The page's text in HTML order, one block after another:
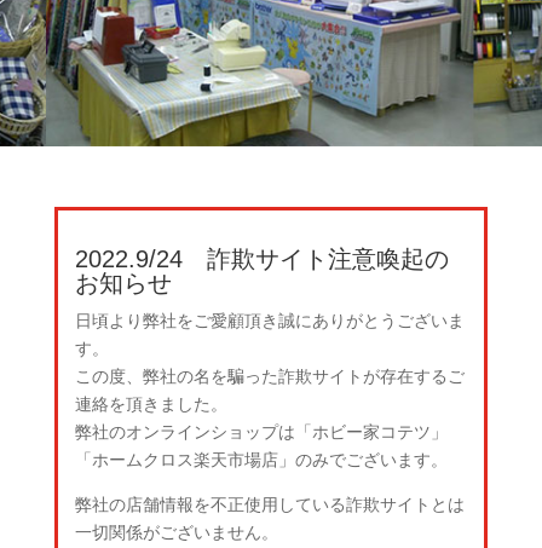
2022.9/24 詐欺サイト注意喚起の
お知らせ
日頃より弊社をご愛顧頂き誠にありがとうございま
す。
この度、弊社の名を騙った詐欺サイトが存在するご
連絡を頂きました。
弊社のオンラインショップは「ホビー家コテツ」
「ホームクロス楽天市場店」のみでございます。
弊社の店舗情報を不正使用している詐欺サイトとは
一切関係がございません。